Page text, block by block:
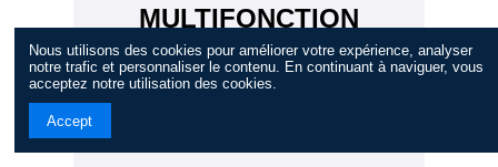
MULTIFONCTION
CITROEN REF:
9644422477
Nous utilisons des cookies pour améliorer votre expérience, analyser
notre trafic et personnaliser le contenu. En continuant à naviguer, vous
acceptez notre utilisation des cookies.
Accept